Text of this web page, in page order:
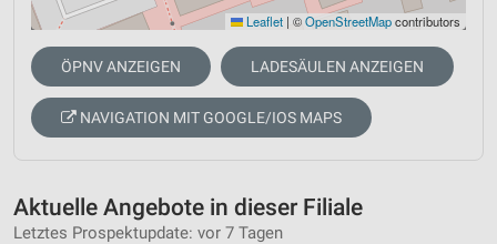
Leaflet | ©OpenStreetMapcontributors
ÖPNV ANZEIGEN LADESÄULEN ANZEIGEN
NAVIGATION MIT GOOGLE/IOS MAPS
Aktuelle Angebote in dieser Filiale
Letztes Prospektupdate: vor 7 Tagen